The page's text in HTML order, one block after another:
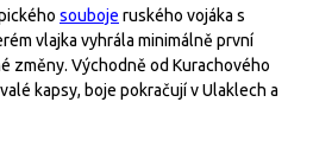
souboje ruského vojáka s
vlajka vyhrála minimálně první
změny. Východně od Kurachového
kapsy, boje pokračují v Ulaklech a